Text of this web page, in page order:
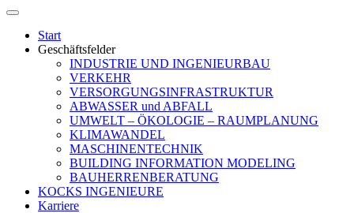
Start
Geschäftsfelder
INDUSTRIE UND INGENIEURBAU
VERKEHR
VERSORGUNGSINFRASTRUKTUR
ABWASSER und ABFALL
UMWELT – ÖKOLOGIE – RAUMPLANUNG
KLIMAWANDEL
MASCHINENTECHNIK
BUILDING INFORMATION MODELING
BAUHERRENBERATUNG
KOCKS INGENIEURE
Karriere